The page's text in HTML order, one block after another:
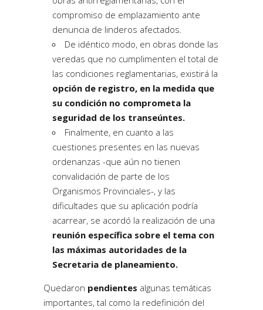
compromiso de emplazamiento ante
denuncia de linderos afectados.
De idéntico modo, en obras donde las
veredas que no cumplimenten el total de
las condiciones reglamentarias, existirá la
opción de registro, en la medida que
su condición no comprometa la
seguridad de los transeúntes.
Finalmente, en cuanto a las
cuestiones presentes en las nuevas
ordenanzas -que aún no tienen
convalidación de parte de los
Organismos Provinciales-, y las
dificultades que su aplicación podría
acarrear, se acordó la realización de una
reunión específica sobre el tema con
las máximas autoridades de la
Secretaria de planeamiento.
Quedaron pendientes algunas temáticas
importantes, tal como la redefinición del